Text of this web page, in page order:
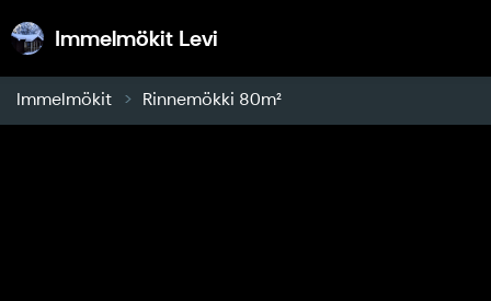
Immelmökit Levi
Immelmökit Rinnemökki 80m²